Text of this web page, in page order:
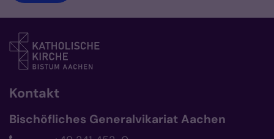
Kontakt
Bischöfliches Generalvikariat Aachen